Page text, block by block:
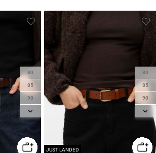
JUST LANDED
80
85
90
95
80
85
90
95